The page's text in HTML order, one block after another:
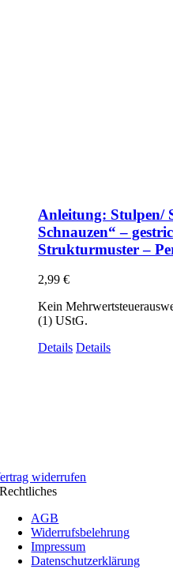
Anleitung: Stulpen/
Schnauzen“ –
Strukturmuster –
2,99 €
Kein
(1) UStG.
Details Details
widerrufen
Rechtliches
AGB
Widerrufsbelehrung
Impressum
Datenschutzerklärung